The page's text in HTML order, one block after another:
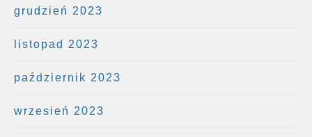
grudzień 2023
listopad 2023
październik 2023
wrzesień 2023